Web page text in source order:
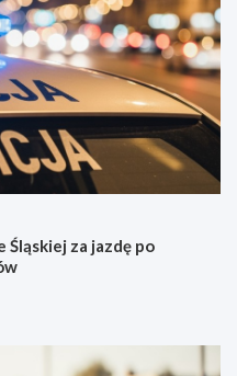
za jazdę po